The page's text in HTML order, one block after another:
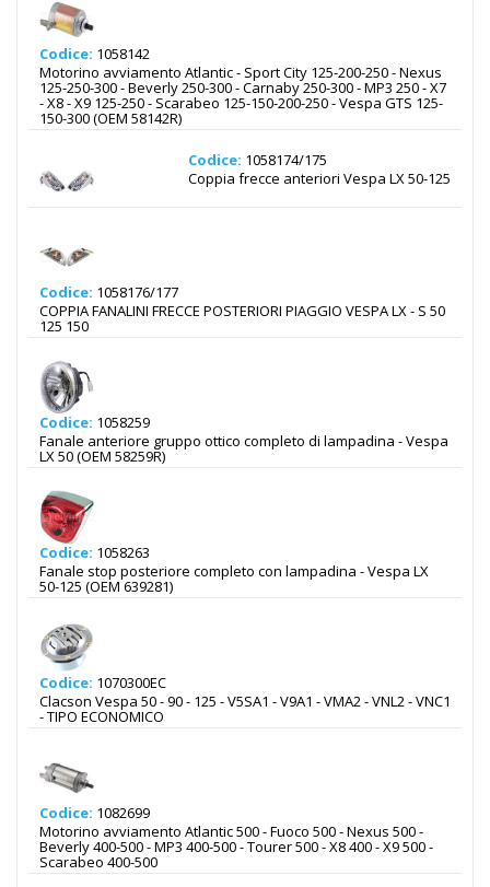
Codice: 1058142
Motorino avviamento Atlantic - Sport City 125-200-250 - Nexus
125-250-300 - Beverly 250-300 - Carnaby 250-300 - MP3 250 - X7
- X8 - X9 125-250 - Scarabeo 125-150-200-250 - Vespa GTS 125-
150-300 (OEM 58142R)
Codice: 1058174/175
Coppia frecce anteriori Vespa LX 50-125
Codice: 1058176/177
COPPIA FANALINI FRECCE POSTERIORI PIAGGIO VESPA LX - S 50
125 150
Codice: 1058259
Fanale anteriore gruppo ottico completo di lampadina - Vespa
LX 50 (OEM 58259R)
Codice: 1058263
Fanale stop posteriore completo con lampadina - Vespa LX
50-125 (OEM 639281)
Codice: 1070300EC
Clacson Vespa 50 - 90 - 125 - V5SA1 - V9A1 - VMA2 - VNL2 - VNC1
- TIPO ECONOMICO
Codice: 1082699
Motorino avviamento Atlantic 500 - Fuoco 500 - Nexus 500 -
Beverly 400-500 - MP3 400-500 - Tourer 500 - X8 400 - X9 500 -
Scarabeo 400-500